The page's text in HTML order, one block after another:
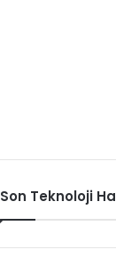
Son Teknoloji